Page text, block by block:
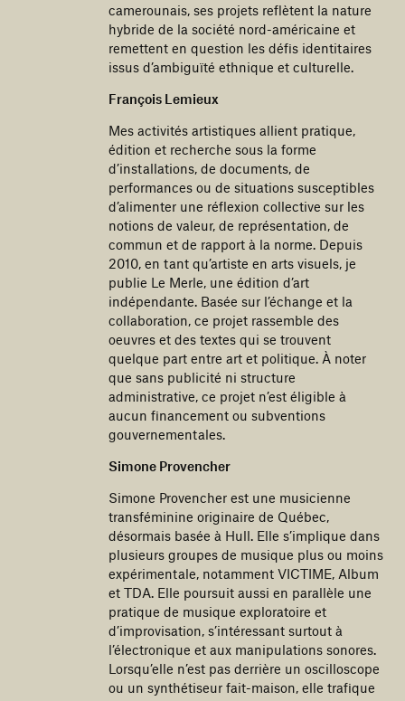
camerounais, ses projets reflètent la nature
hybride de la société nord-américaine et
remettent en question les défis identitaires
issus d’ambiguïté ethnique et culturelle.
François Lemieux
Mes activités artistiques allient pratique,
édition et recherche sous la forme
d’installations, de documents, de
performances ou de situations susceptibles
d’alimenter une réflexion collective sur les
notions de valeur, de représentation, de
commun et de rapport à la norme. Depuis
2010, en tant qu’artiste en arts visuels, je
publie Le Merle, une édition d’art
indépendante. Basée sur l’échange et la
collaboration, ce projet rassemble des
oeuvres et des textes qui se trouvent
quelque part entre art et politique. À noter
que sans publicité ni structure
administrative, ce projet n’est éligible à
aucun financement ou subventions
gouvernementales.
Simone Provencher
Simone Provencher est une musicienne
transféminine originaire de Québec,
désormais basée à Hull. Elle s’implique dans
plusieurs groupes de musique plus ou moins
expérimentale, notamment VICTIME, Album
et TDA. Elle poursuit aussi en parallèle une
pratique de musique exploratoire et
d’improvisation, s’intéressant surtout à
l’électronique et aux manipulations sonores.
Lorsqu’elle n’est pas derrière un oscilloscope
ou un synthétiseur fait-maison, elle trafique